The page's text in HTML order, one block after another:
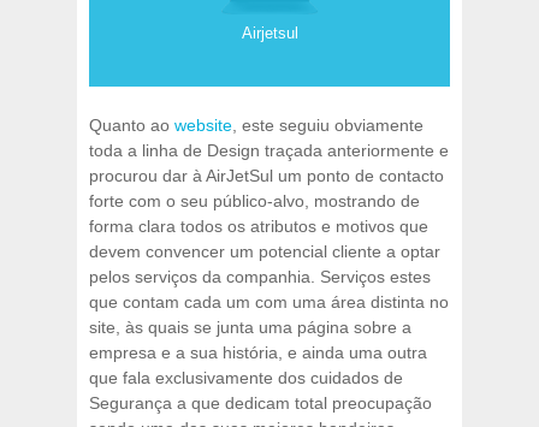
Airjetsul
Quanto ao website , este seguiu obviamente
toda a linha de Design traçada anteriormente e
procurou dar à AirJetSul um ponto de contacto
forte com o seu público-alvo, mostrando de
forma clara todos os atributos e motivos que
devem convencer um potencial cliente a optar
pelos serviços da companhia. Serviços estes
que contam cada um com uma área distinta no
site, às quais se junta uma página sobre a
empresa e a sua história, e ainda uma outra
que fala exclusivamente dos cuidados de
Segurança a que dedicam total preocupação